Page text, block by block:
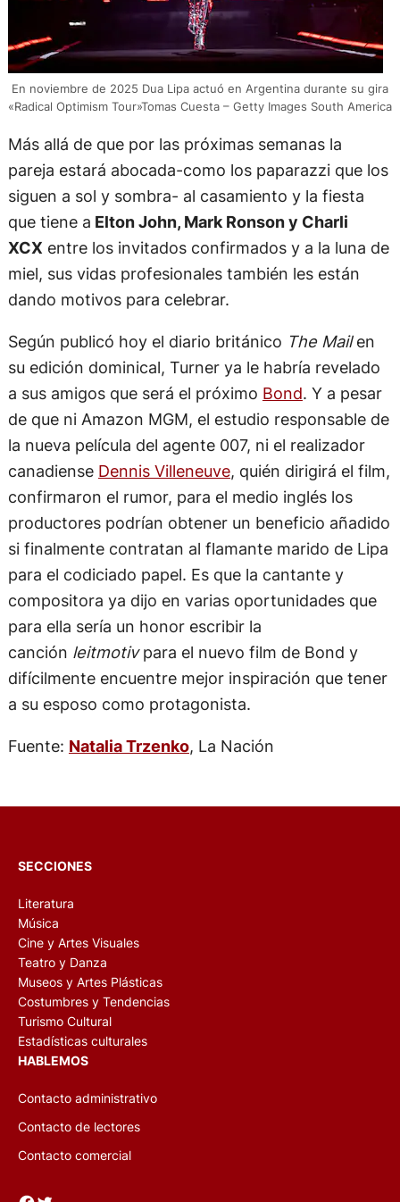
En noviembre de 2025 Dua Lipa actuó en Argentina durante su gira
«Radical Optimism Tour»Tomas Cuesta – Getty Images South America
Más allá de que por las próximas semanas la
pareja estará abocada-como los paparazzi que los
siguen a sol y sombra- al casamiento y la fiesta
que tiene a Elton John, Mark Ronson y Charli
XCX entre los invitados confirmados y a la luna de
miel, sus vidas profesionales también les están
dando motivos para celebrar.
Según publicó hoy el diario británico The Mailen
su edición dominical, Turner ya le habría revelado
a sus amigos que será el próximo Bond. Y a pesar
de que ni Amazon MGM, el estudio responsable de
la nueva película del agente 007, ni el realizador
canadiense Dennis Villeneuve, quién dirigirá el film,
confirmaron el rumor, para el medio inglés los
productores podrían obtener un beneficio añadido
si finalmente contratan al flamante marido de Lipa
para el codiciado papel. Es que la cantante y
compositora ya dijo en varias oportunidades que
para ella sería un honor escribir la
canción leitmotivpara el nuevo film de Bond y
difícilmente encuentre mejor inspiración que tener
a su esposo como protagonista.
Fuente: Natalia Trzenko, La Nación
SECCIONES
Literatura
Música
Cine y Artes Visuales
Teatro y Danza
Museos y Artes Plásticas
Costumbres y Tendencias
Turismo Cultural
Estadísticas culturales
HABLEMOS
Contacto administrativo
Contacto de lectores
Contacto comercial